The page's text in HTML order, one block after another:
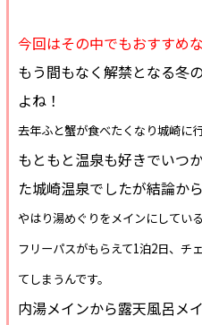
今回はその中でもおすすめ
もう間もなく解禁となる冬
よね！
去年ふと蟹が食べたくなり城崎に
もともと温泉も好きでいつ
た城崎温泉でしたが結論か
やはり湯めぐりをメインにしてい
フリーパスがもらえて1泊2日、チ
てしまうんです。
内湯メインから露天風呂メ